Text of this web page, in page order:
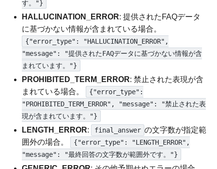
す。"}
HALLUCINATION_ERROR: 提供されたFAQデータ
に基づかない情報が含まれている場合。
{"error_type": "HALLUCINATION_ERROR",
"message": "提供されたFAQデータに基づかない情報が含
まれています。"}
PROHIBITED_TERM_ERROR: 禁止された表現が含
まれている場合。
{"error_type":
"PROHIBITED_TERM_ERROR", "message": "禁止された表
現が含まれています。"}
LENGTH_ERROR: final_answer の文字数が指定範
囲外の場合。
{"error_type": "LENGTH_ERROR",
"message": "最終回答の文字数が範囲外です。"}